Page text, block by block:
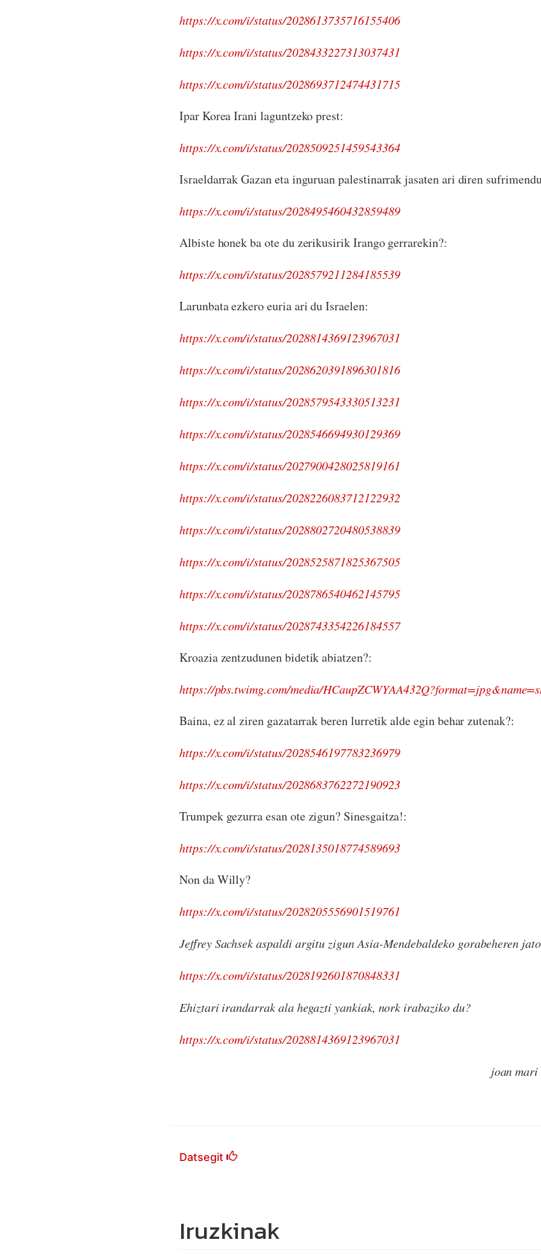
https://x.com/i/status/2028613735716155406
https://x.com/i/status/2028433227313037431
https://x.com/i/status/2028693712474431715
Ipar Korea Irani laguntzeko prest:
https://x.com/i/status/2028509251459543364
Israeldarrak Gazan eta inguruan palestinarrak jasaten ari diren
https://x.com/i/status/2028495460432859489
Albiste honek ba ote du zerikusirik Irango gerrarekin?:
https://x.com/i/status/2028579211284185539
Larunbata ezkero euria ari du Israelen:
https://x.com/i/status/2028814369123967031
https://x.com/i/status/2028620391896301816
https://x.com/i/status/2028579543330513231
https://x.com/i/status/2028546694930129369
https://x.com/i/status/2027900428025819161
https://x.com/i/status/2028226083712122932
https://x.com/i/status/2028802720480538839
https://x.com/i/status/2028525871825367505
https://x.com/i/status/2028786540462145795
https://x.com/i/status/2028743354226184557
Kroazia zentzudunen bidetik abiatzen?:
https://pbs.twimg.com/media/
Baina, ez al ziren gazatarrak beren lurretik alde egin behar zutenak?:
https://x.com/i/status/2028546197783236979
https://x.com/i/status/2028683762272190923
Trumpek gezurra esan ote zigun? Sinesgaitza!:
https://x.com/i/status/2028135018774589693
Non da Willy?
https://x.com/i/status/2028205556901519761
Jeffrey Sachsek aspaldi argitu zigun Asia-Mendebaldeko gorabeheren
https://x.com/i/status/2028192601870848331
Ehiztari irandarrak ala hegazti yankiak, nork irabaziko du?
https://x.com/i/status/2028814369123967031
joan
Datsegit
Iruzkinak